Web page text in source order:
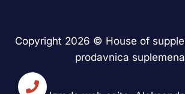
Copyright 2026 © House of
prodavnica